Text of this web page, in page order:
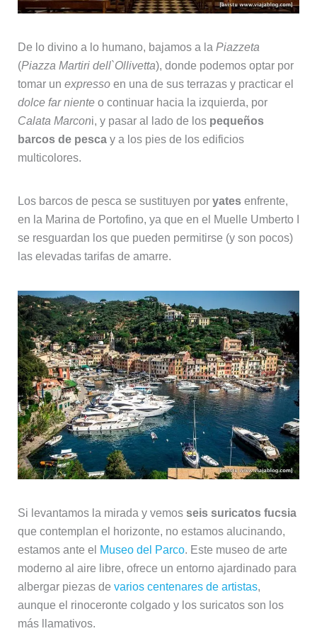
De lo divino a lo humano, bajamos a la Piazzeta
(Piazza Martiri dell`Ollivetta), donde podemos optar por
tomar un expressoen una de sus terrazas y practicar el
dolce far nienteo continuar hacia la izquierda, por
Calata Marconi, y pasar al lado de los pequeños
barcos de pescay a los pies de los edificios
multicolores.
Los barcos de pesca se sustituyen por yatesenfrente,
en la Marina de Portofino, ya que en el Muelle Umberto I
se resguardan los que pueden permitirse (y son pocos)
las elevadas tarifas de amarre.
Si levantamos la mirada y vemos seis suricatos fucsia
que contemplan el horizonte, no estamos alucinando,
estamos ante el
Museo del Parco. Este museo de arte
moderno al aire libre, ofrece un entorno ajardinado para
albergar piezas de varios centenares de artistas,
aunque el rinoceronte colgado y los suricatos son los
más llamativos.